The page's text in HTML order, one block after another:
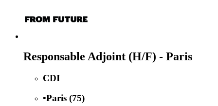
Responsable Adjoint (H/F) - Paris
CDI
•Paris (75)